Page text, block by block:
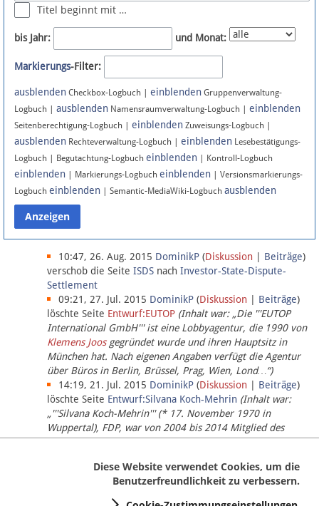
Newsletter
Bluesky
Facebook
Instagram
Anmelden
Datenschutz
Über Lobbypedia
Impressum
Titel beginnt mit …
bis Jahr: und Monat:
Markierungs-Filter:
ausblenden Checkbox-Logbuch | einblenden Gruppenverwaltung-
Logbuch | ausblenden Namensraumverwaltung-Logbuch | einblenden
Seitenberechtigung-Logbuch | einblenden Zuweisungs-Logbuch |
ausblenden Rechteverwaltung-Logbuch | einblenden Lesebestätigungs-
Logbuch | Begutachtung-Logbuch einblenden | Kontroll-Logbuch
einblenden | Markierungs-Logbuch einblenden | Versionsmarkierungs-
Logbuch einblenden | Semantic-MediaWiki-Logbuch ausblenden
10:47, 26. Aug. 2015 DominikP (Diskussion Beiträge)
verschob die Seite ISDS nach Investor-State-Dispute-
Settlement
09:21, 27. Jul. 2015 DominikP (Diskussion Beiträge)
löschte Seite Entwurf:EUTOP (Inhalt war: „Die '''EUTOP
International GmbH''' ist eine Lobbyagentur, die 1990 von
Klemens Joosgegründet wurde und ihren Hauptsitz in
München hat. Nach eigenen Angaben verfügt die Agentur
über Büros in Berlin, Brüssel, Prag, Wien, Lond…“)
14:19, 21. Jul. 2015 DominikP (Diskussion Beiträge)
löschte Seite Entwurf:Silvana Koch-Mehrin (Inhalt war:
„'''Silvana Koch-Mehrin''' (* 17. November 1970 in
Wuppertal), FDP, war von 2004 bis 2014 Mitglied des
Europäischen Parlaments, seit November 2014 ist sie für
Diese Website verwendet Cookies, um die
Benutzerfreundlichkeit zu verbessern.